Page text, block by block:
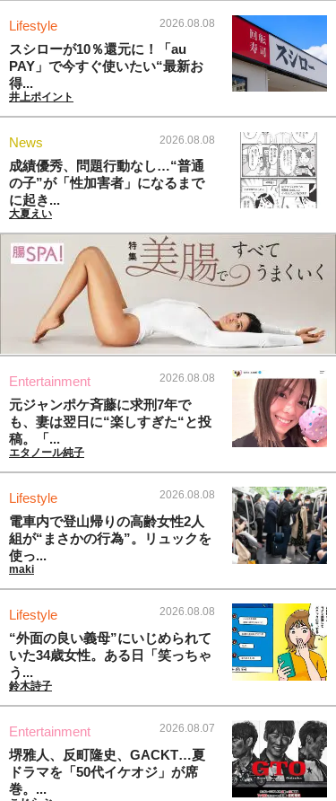
Lifestyle 2026.08.08
スシローが10％還元に！「au
PAY」で今すぐ使いたい“最新お
得...
井上ポイント
News 2026.08.08
成績優秀、問題行動なし…“普通
の子”が「性加害者」になるまで
に起き...
大夏えい
Entertainment 2026.08.08
元ジャンポケ斉藤に求刑7年で
も、妻は翌日に“楽しすぎた“と投
稿。「...
エタノール純子
Lifestyle 2026.08.08
電車内で登山帰りの高齢女性2人
組が“まさかの行為”。リュックを
使っ...
maki
Lifestyle 2026.08.08
“外面の良い義母”にいじめられて
いた34歳女性。ある日「笑っちゃ
う...
鈴木詩子
Entertainment 2026.08.07
堺雅人、反町隆史、GACKT…夏
ドラマを「50代イケオジ」が席
巻。...